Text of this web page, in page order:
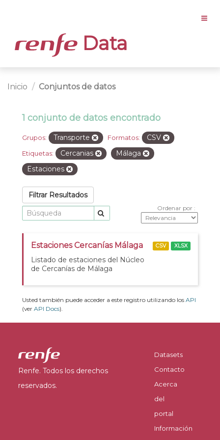
Data
Inicio Conjuntos de datos
1 conjunto de datos encontrado
Grupos: Transporte Formatos: CSV
Etiquetas: Cercanias
Málaga
Estaciones
Filtrar Resultados
Ordenar por
Estaciones Cercanías Málaga
Listado de estaciones del Núcleo
de Cercanías de Málaga
CSV XLSX
Usted también puede acceder a este registro utilizando los API
(ver API Docs).
Renfe. Todos los derechos
reservados.
Datasets
Contacto
Acerca
del
portal
Información